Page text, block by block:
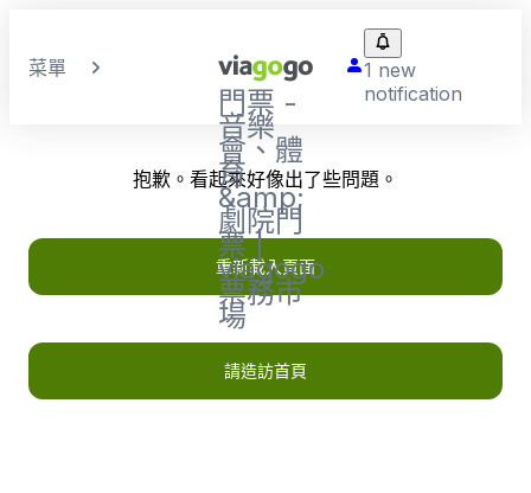
菜單
門票 -
音樂
會、體
育
&amp;
劇院門
票 |
viagogo
票務市
場
1 new
notification
抱歉。看起來好像出了些問題。
重新載入頁面
請造訪首頁